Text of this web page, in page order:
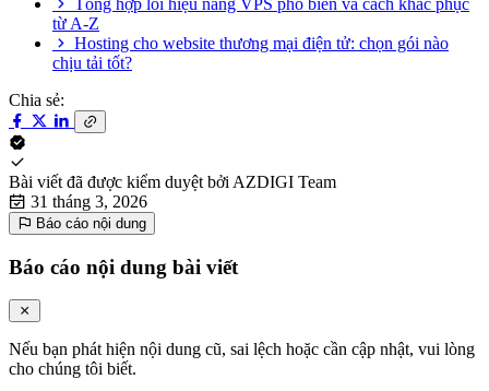
Tổng hợp lỗi hiệu năng VPS phổ biến và cách khắc phục
từ A-Z
Hosting cho website thương mại điện tử: chọn gói nào
chịu tải tốt?
Chia sẻ:
Bài viết đã được kiểm duyệt bởi AZDIGI Team
31 tháng 3, 2026
Báo cáo nội dung
Báo cáo nội dung bài viết
Nếu bạn phát hiện nội dung cũ, sai lệch hoặc cần cập nhật, vui lòng
cho chúng tôi biết.